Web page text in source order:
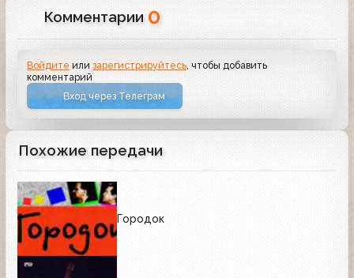
иногда в эфире проскальзывали
В начале 2004 года канал покинул Евгений
Петросян.
Комментарии 0
Войдите илизарегистрируйтесь, чтобы добавить
комментарий
Вход через Телеграм
Похожие передачи
Городок